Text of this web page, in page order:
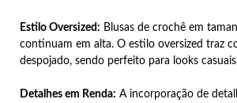
Estilo Oversized: Blusas de crochê em
continuam em alta. O estilo oversized traz
despojado, sendo perfeito para looks
Detalhes em Renda: A incorporação de